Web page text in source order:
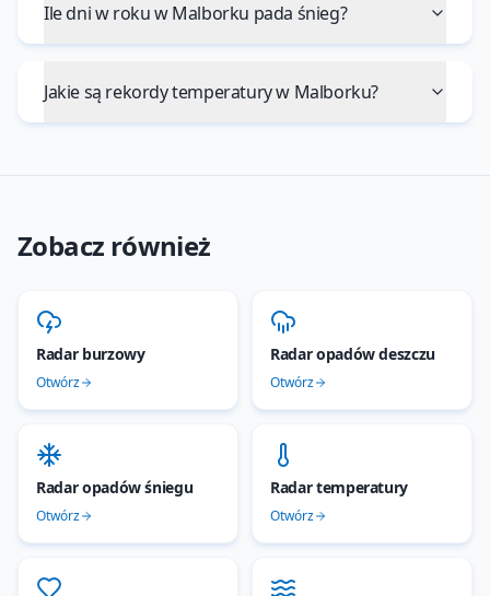
Ile dni w roku w Malborku pada śnieg?
Jakie są rekordy temperatury w Malborku?
Zobacz również
Radar burzowy
Otwórz
Radar opadów deszczu
Otwórz
Radar opadów śniegu
Otwórz
Radar temperatury
Otwórz